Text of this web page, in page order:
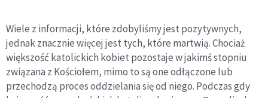
Wiele z informacji, które zdobyliśmy jest pozytywnych,
jednak znacznie więcej jest tych, które martwią. Chociaż
większość katolickich kobiet pozostaje w jakimś stopniu
związana z Kościołem, mimo to są one odłączone lub
przechodzą proces oddzielania się od niego. Podczas gdy